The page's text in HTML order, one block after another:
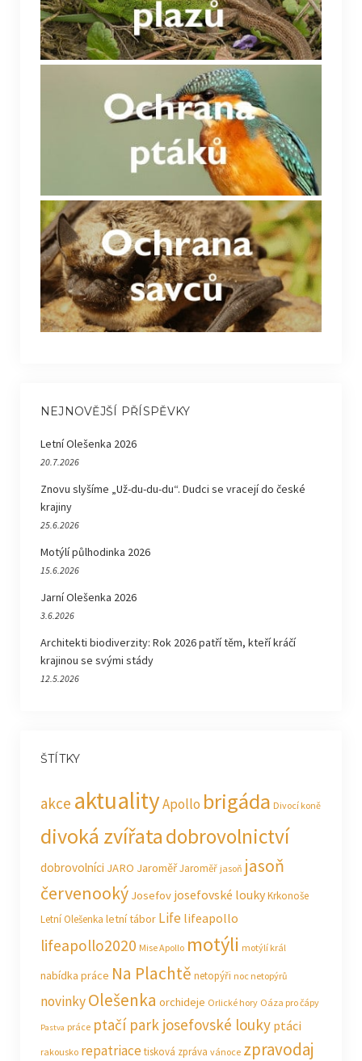
NEJNOVĚJŠÍ PŘÍSPĚVKY
Letní Olešenka 2026
20.7.2026
Znovu slyšíme „Už-du-du-du“. Dudci se vracejí do české
krajiny
25.6.2026
Motýlí půlhodinka 2026
15.6.2026
Jarní Olešenka 2026
3.6.2026
Architekti biodiverzity: Rok 2026 patří těm, kteří kráčí
krajinou se svými stády
12.5.2026
ŠTÍTKY
akce aktualityApollo brigáda Divocí koně
divoká zvířatadobrovolnictví
dobrovolníci JARO JaroměřJaroměř jasoň jasoň
červenooký Josefov josefovské loukyKrkonoše
Letní Olešenka letní tábor Life lifeapollo
lifeapollo2020 Mise Apollo motýli motýlí král
nabídka práce Na Plachtě netopýři noc netopýrů
novinkyOlešenka orchideje Orlické hory Oáza pro čápy
Pastva práce ptačí park josefovské louky ptáci
rakousko repatriacetisková zpráva vánoce zpravodaj